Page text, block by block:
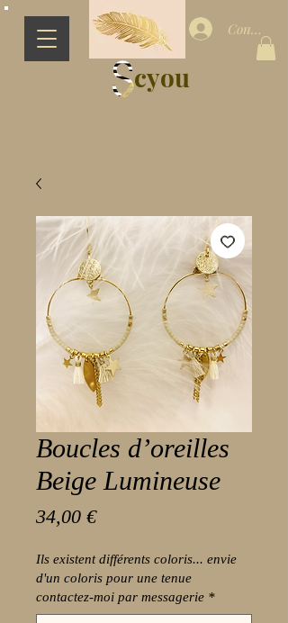
Connection
cyou
Boucles d’oreilles
Beige Lumineuse
34,00 €Prix
Ils existent différents coloris... envie
d'un coloris pour une tenue
contactez-moi par messagerie *